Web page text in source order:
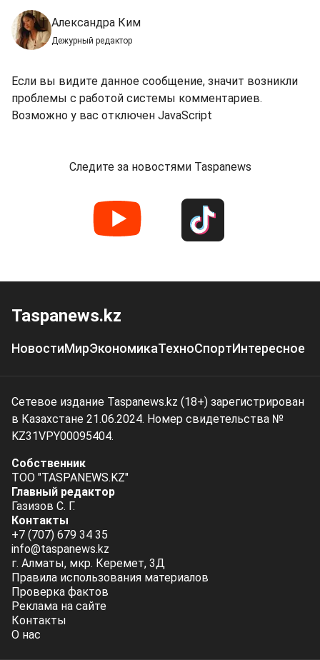
Александра Ким
Дежурный редактор
Если вы видите данное сообщение, значит возникли
проблемы с работой системы комментариев.
Возможно у вас отключен JavaScript
Следите за новостями Taspanews
Taspanews.kz
НовостиМирЭкономикаТехноСпортИнтересное
Сетевое издание Taspanews.kz (18+) зарегистрирован
в Казахстане 21.06.2024. Номер свидетельства №
KZ31VPY00095404.
Собственник
ТОО "TASPANEWS.KZ"
Главный редактор
Газизов С. Г.
Контакты
+7 (707) 679 34 35
info@taspanews.kz
г. Алматы, мкр. Керемет, 3Д
Правила использования материалов
Проверка фактов
Реклама на сайте
Контакты
О нас